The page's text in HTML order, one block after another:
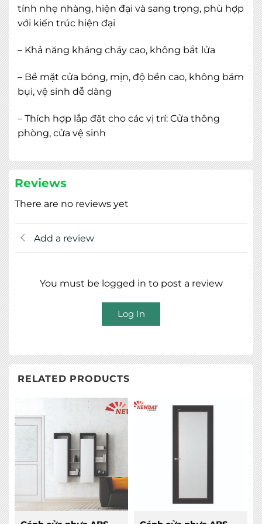
tính nhẹ nhàng, hiện đại và sang trọng, phù hợp
với kiến trúc hiện đại
– Khả năng kháng cháy cao, không bắt lửa
– Bề mặt cửa bóng, mịn, độ bền cao, không bám
bụi, vệ sinh dễ dàng
– Thích hợp lắp đặt cho các vị trí: Cửa thông
phòng, cửa vệ sinh
Reviews
There are no reviews yet
Add a review
You must be logged in to post a review
Log In
RELATED PRODUCTS